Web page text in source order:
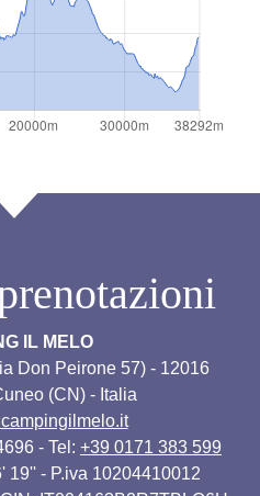
IL MELO
Don Peirone 57) - 12016
(CN) - Italia
- Tel: +39 0171 383 599
19'' - P.iva 10204410012